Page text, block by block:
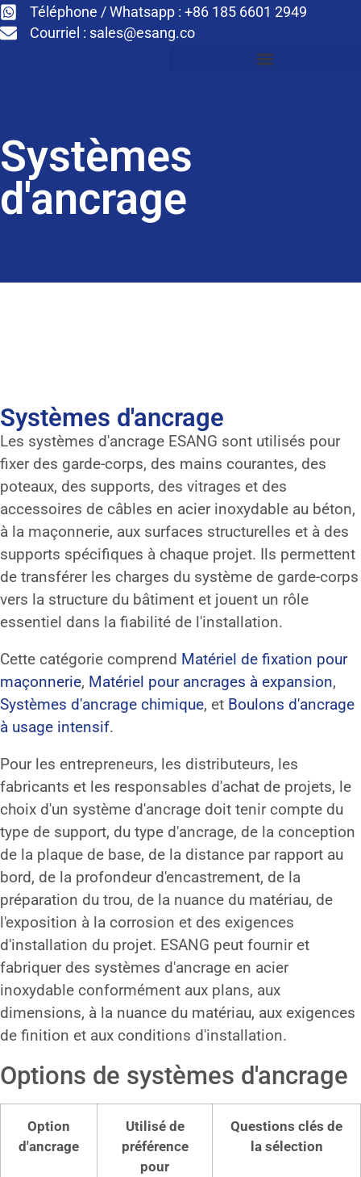
Téléphone / Whatsapp : +86 185 6601 2949
Courriel : sales@esang.co
Systèmes
d'ancrage
Systèmes d'ancrage
Les systèmes d'ancrage ESANG sont utilisés pour
fixer des garde-corps, des mains courantes, des
poteaux, des supports, des vitrages et des
accessoires de câbles en acier inoxydable au béton,
à la maçonnerie, aux surfaces structurelles et à des
supports spécifiques à chaque projet. Ils permettent
de transférer les charges du système de garde-corps
vers la structure du bâtiment et jouent un rôle
essentiel dans la fiabilité de l'installation.
Cette catégorie comprend Matériel de fixation pour
maçonnerie, Matériel pour ancrages à expansion,
Systèmes d'ancrage chimique, et Boulons d'ancrage
à usage intensif.
Pour les entrepreneurs, les distributeurs, les
fabricants et les responsables d'achat de projets, le
choix d'un système d'ancrage doit tenir compte du
type de support, du type d'ancrage, de la conception
de la plaque de base, de la distance par rapport au
bord, de la profondeur d'encastrement, de la
préparation du trou, de la nuance du matériau, de
l'exposition à la corrosion et des exigences
d'installation du projet. ESANG peut fournir et
fabriquer des systèmes d'ancrage en acier
inoxydable conformément aux plans, aux
dimensions, à la nuance du matériau, aux exigences
de finition et aux conditions d'installation.
Options de systèmes d'ancrage
Option
d'ancrage
Utilisé de
préférence
pour
Questions clés de
la sélection